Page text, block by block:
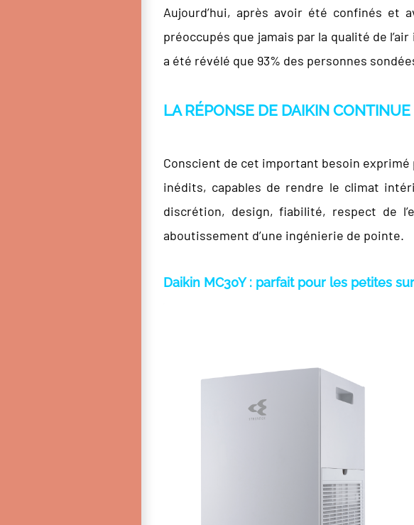
Aujourd’hui, après avoir été confinés et
préoccupés que jamais par la qualité de
a été révélé que 93% des personnes
LA RÉPONSE DE DAIKIN CONTINUE
Conscient de cet important besoin exprimé
inédits, capables de rendre le climat
discrétion, design, fiabilité, respect de
aboutissement d’une ingénierie de pointe.
Daikin MC30Y : parfait pour les petites